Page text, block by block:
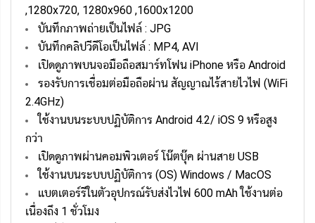
,1280x720, 1280x960 ,1600x1200
บันทึกภาพถ่ายเป็นไฟล์ : JPG
บันทึกคลิปวีดีโอเป็นไฟล์ : MP4, AVI
เปิดดูภาพบนจอมือถือสมาร์ทโฟน iPhone หรือ Android
รองรับการเชื่อมต่อมือถือผ่าน สัญญาณไร้สายไวไฟ (WiFi
2.4GHz)
ใช้งานบนระบบปฏิบัติการ Android 4.2/ iOS 9 หรือสูง
กว่า
เปิดดูภาพผ่านคอมพิวเตอร์ โน๊ตบุ๊ค ผ่านสาย USB
ใช้งานบนระบบปฏิบัติการ (OS) Windows / MacOS
แบตเตอร์รีในตัวอุปกรณ์รับส่งไวไฟ 600 mAh ใช้งานต่อ
เนื่องถึง 1 ชั่วโมง